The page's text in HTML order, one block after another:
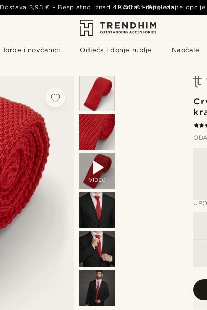
Torbe i novčanici Odjeća i donje rublje Naočale
Dostava 3,95 € - Besplatno iznad49,00 € - Pogledajte opcije
Kontaktirajte nas
VIDEO